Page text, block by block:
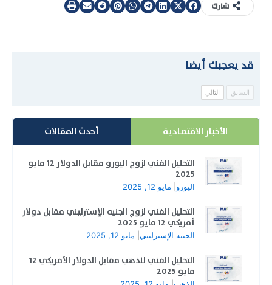
شارك
قد يعجبك أيضا
السابق التالي
الأخبار الاقتصادية أحدث المقالات
التحليل الفني لزوج اليورو مقابل الدولار 12 مايو
2025
اليورو مايو 12, 2025
التحليل الفني لزوج الجنيه الإسترليني مقابل دولار
أمريكي 12 مايو 2025
الجنيه الإسترليني مايو 12, 2025
التحليل الفني للذهب مقابل الدولار الأمريكي 12
مايو 2025